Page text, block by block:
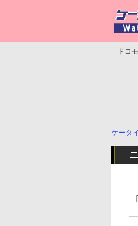
ドコモ
ケータ